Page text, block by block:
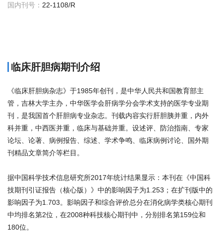
国内刊号： 22-1108/R
临床肝胆病期刊介绍
《临床肝胆病杂志》于1985年创刊，是中华人民共和国教育部主
管，吉林大学主办，中华医学会肝病学分会学术支持的医学专业期
刊，是我国首个肝胆病专业杂志。刊载内容实行肝胆胰并重，内外
科并重，中西医并重，临床与基础并重。设述评、防治指南、专家
论坛、论著、病例报告、综述、学术争鸣、临床病例讨论、国外期
刊精品文章简介等栏目。
据中国科学技术信息研究所2017年统计结果显示：本刊在《中国科
技期刊引证报告（核心版）》中的影响因子为1.253；在扩刊版中的
影响因子为1.703。影响因子和综合评价总分在消化病学类核心期刊
中均排名第2位，在2008种科技核心期刊中，分别排名第159位和
180位。